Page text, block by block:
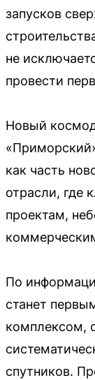
запусков
не
провести
Новый
как часть
отрасли, где
проектам,
По
станет
комплексом,
спутников.